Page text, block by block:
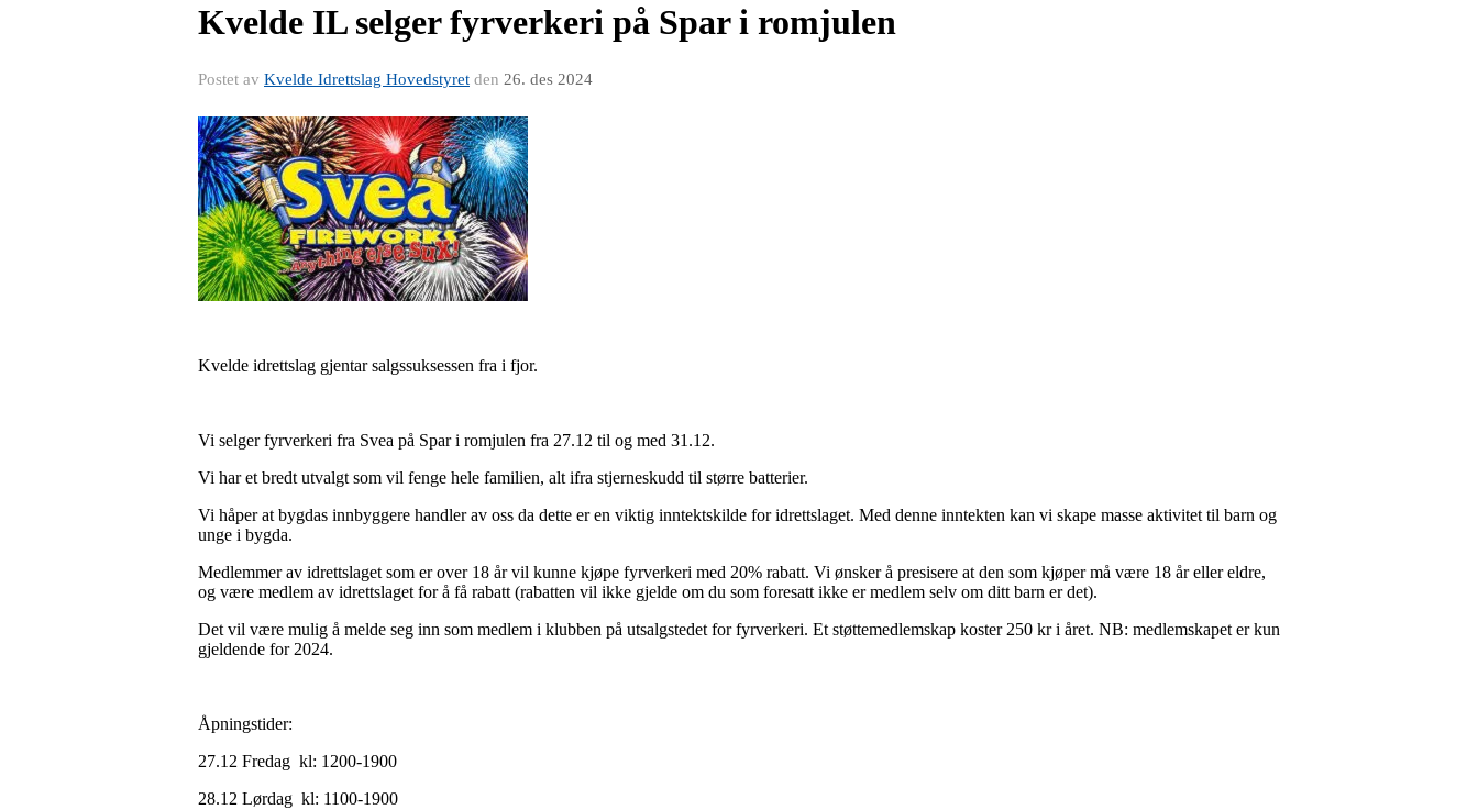
Kvelde IL selger fyrverkeri på Spar i romjulen
Postet av Kvelde Idrettslag Hovedstyret den 26. des 2024
Kvelde idrettslag gjentar salgssuksessen fra i fjor.
Vi selger fyrverkeri fra Svea på Spar i romjulen fra 27.12 til og med 31.12.
Vi har et bredt utvalgt som vil fenge hele familien, alt ifra stjerneskudd til større batterier.
Vi håper at bygdas innbyggere handler av oss da dette er en viktig inntektskilde for idrettslaget. Med denne inntekten kan vi skape masse aktivitet til barn og
unge i bygda.
Medlemmer av idrettslaget som er over 18 år vil kunne kjøpe fyrverkeri med 20% rabatt. Vi ønsker å presisere at den som kjøper må være 18 år eller eldre,
og være medlem av idrettslaget for å få rabatt (rabatten vil ikke gjelde om du som foresatt ikke er medlem selv om ditt barn er det).
Det vil være mulig å melde seg inn som medlem i klubben på utsalgstedet for fyrverkeri. Et støttemedlemskap koster 250 kr i året. NB: medlemskapet er kun
gjeldende for 2024.
Åpningstider:
27.12 Fredag kl: 1200-1900
28.12 Lørdag kl: 1100-1900